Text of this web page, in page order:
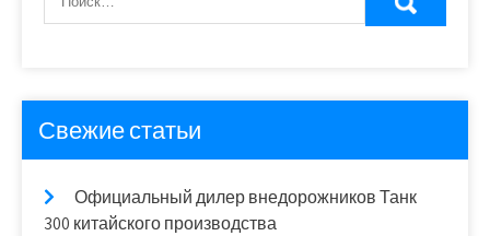
Свежие статьи
Официальный дилер внедорожников Танк
300 китайского производства